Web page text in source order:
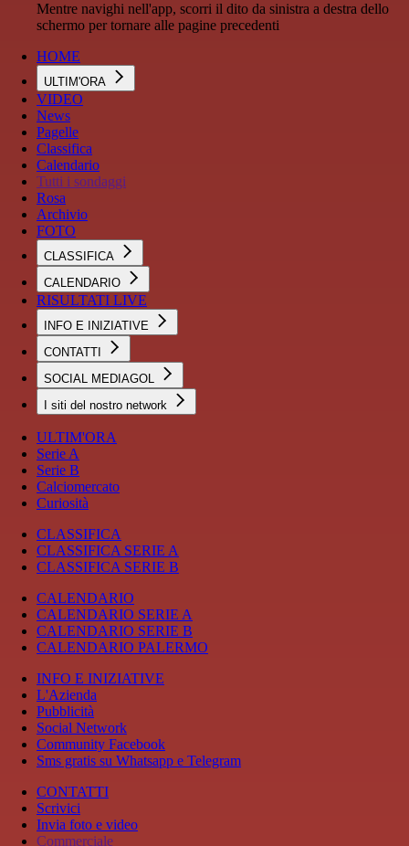
Mentre navighi nell'app, scorri il dito da sinistra a destra dello
schermo per tornare alle pagine precedenti
HOME
ULTIM'ORA
VIDEO
News
Pagelle
Classifica
Calendario
Tutti i sondaggi
Rosa
Archivio
FOTO
CLASSIFICA
CALENDARIO
RISULTATI LIVE
INFO E INIZIATIVE
CONTATTI
SOCIAL MEDIAGOL
I siti del nostro network
ULTIM'ORA
Serie A
Serie B
Calciomercato
Curiosità
CLASSIFICA
CLASSIFICA SERIE A
CLASSIFICA SERIE B
CALENDARIO
CALENDARIO SERIE A
CALENDARIO SERIE B
CALENDARIO PALERMO
INFO E INIZIATIVE
L'Azienda
Pubblicità
Social Network
Community Facebook
Sms gratis su Whatsapp e Telegram
CONTATTI
Scrivici
Invia foto e video
Commerciale